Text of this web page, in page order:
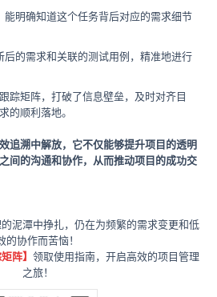
能明确知道这个任务背后对应的需求细节
后的需求和关联的测试用例，精准地进行
踪矩阵，打破了信息壁垒，及时对齐目
的顺利落地。
追溯中解放，它不仅能够提升项目的透明
间的沟通和协作，从而推动项目的成功交
泥潭中挣扎，仍在为频繁的需求变更和低
的协作而苦恼！
阵】 领取使用指南，开启高效的项目管理
之旅！